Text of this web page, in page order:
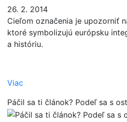
26. 2. 2014
Cieľom označenia je upozorniť
ktoré symbolizujú európsku
a históriu.
Viac
Páčil sa ti článok? Podeľ sa s